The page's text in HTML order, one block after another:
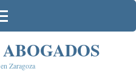
Zaragoza